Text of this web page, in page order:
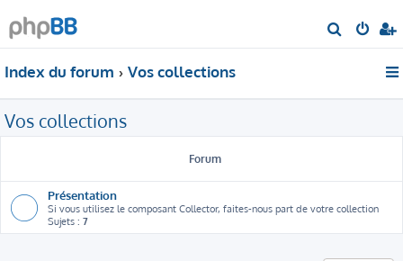
e
r
h
e
Index du forum Vos collections
Vos collections
Forum
Présentation
Si vous utilisez le composant Collector, faites-nous part de votre collection
Sujets : 7